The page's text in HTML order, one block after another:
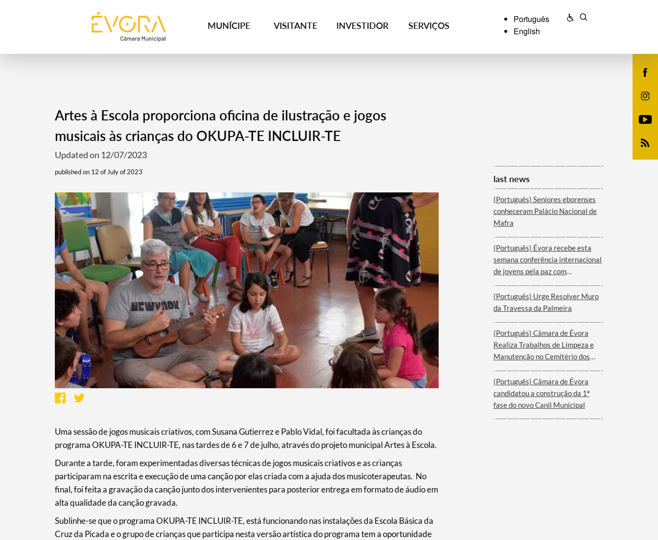
MUNÍCIPE VISITANTE INVESTIDOR SERVIÇOS
Português
English
Artes à Escola proporciona oficina de ilustração e jogos
musicais às crianças do OKUPA-TE INCLUIR-TE
Updated on 12/07/2023
published on 12 of July of 2023
Uma sessão de jogos musicais criativos, com Susana Gutierrez e Pablo Vidal, foi facultada às crianças do
programa OKUPA-TE INCLUIR-TE, nas tardes de 6 e 7 de julho, através do projeto municipal Artes à Escola.
Durante a tarde, foram experimentadas diversas técnicas de jogos musicais criativos e as crianças
participaram na escrita e execução de uma canção por elas criada com a ajuda dos musicoterapeutas. No
final, foi feita a gravação da canção junto dos intervenientes para posterior entrega em formato de áudio em
alta qualidade da canção gravada.
Sublinhe-se que o programa OKUPA-TE INCLUIR-TE, está funcionando nas instalações da Escola Básica da
Cruz da Picada e o grupo de crianças que participa nesta versão artística do programa tem a oportunidade
last news
(Português) Seniores eborenses
conheceram Palácio Nacional de
Mafra
(Português) Évora recebe esta
semana conferência internacional
de jovens pela paz com
oito países
(Português) Urge Resolver Muro
da Travessa da Palmeira
(Português) Câmara de Évora
Realiza Trabalhos de Limpeza e
Manutenção no Cemitério dos
(Português) Câmara de Évora
candidatou a construção da 1ª
fase do novo Canil Municipal